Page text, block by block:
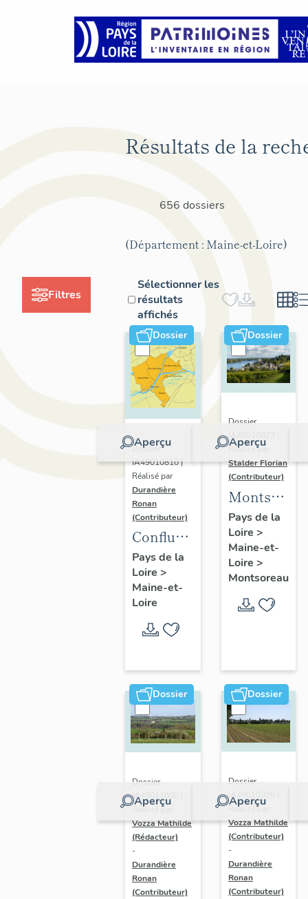
Filtres
Résultats de la
656 dossiers
(Département : Maine-et-Loire)
Sélectionner les
résultats
affichés
Dossier
Aperçu
Dossier
IA49010810 |
Réalisé par
Durandière
Ronan
(Contributeur)
Confluence
Maine-
Loire :
présentation
l'opération
Pays de la
Loire >
Maine-et-
Loire
Dossier
Aperçu
Dossier
IA49010823 |
Réalisé par
Stalder Florian
(Contributeur)
Montsoreau
:
de la
commune
Pays de la
Loire >
Maine-et-
Loire >
Montsoreau
Dossier
Aperçu
Dossier
IA49011000 |
Réalisé par
Vozza Mathilde
(Rédacteur)
-
Durandière
Ronan
(Contributeur)
Dossier
Aperçu
Dossier
IA49010999 |
Réalisé par
Vozza Mathilde
(Contributeur)
-
Durandière
Ronan
(Contributeur)